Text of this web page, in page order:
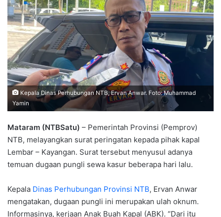
Kepala Dinas Perhubungan NTB, Ervan Anwar. Foto: Muhammad
Yamin
Mataram (NTBSatu) – Pemerintah Provinsi (Pemprov)
NTB, melayangkan surat peringatan kepada pihak kapal
Lembar – Kayangan. Surat tersebut menyusul adanya
temuan dugaan pungli sewa kasur beberapa hari lalu.
Kepala Dinas Perhubungan Provinsi NTB, Ervan Anwar
mengatakan, dugaan pungli ini merupakan ulah oknum.
Informasinya, kerjaan Anak Buah Kapal (ABK). “Dari itu